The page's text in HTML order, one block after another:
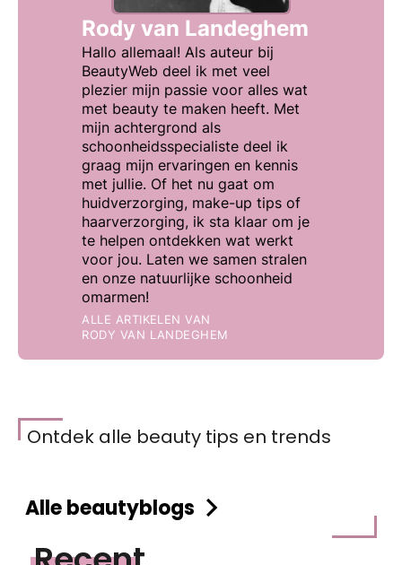
Rody van Landeghem
Hallo allemaal! Als auteur bij
BeautyWeb deel ik met veel
plezier mijn passie voor alles wat
met beauty te maken heeft. Met
mijn achtergrond als
schoonheidsspecialiste deel ik
graag mijn ervaringen en kennis
met jullie. Of het nu gaat om
huidverzorging, make-up tips of
haarverzorging, ik sta klaar om je
te helpen ontdekken wat werkt
voor jou. Laten we samen stralen
en onze natuurlijke schoonheid
omarmen!
ALLE ARTIKELEN VAN
RODY VAN LANDEGHEM
Ontdek alle beauty tips en trends
Alle beautyblogs